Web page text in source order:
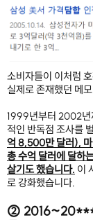
소비자들이 이처럼
실제로 존재했던 메
1999년부터 2002년
적인 반독점 조사를
억 8,500만 달러), 마
총 수억 달러에 달하
살기도 했습니다. 이
로 강화했습니다.
② 2016~20***